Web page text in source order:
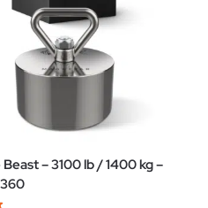
– 3100 lb / 1400 kg –